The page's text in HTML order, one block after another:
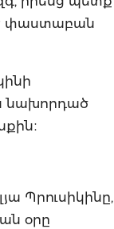
է փաստաբան
նախորդած
Պրուսիկինը,
օրը